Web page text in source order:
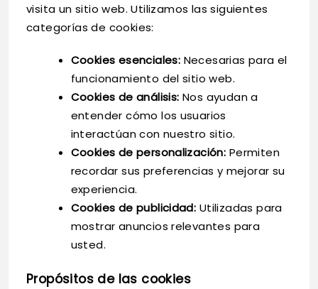
visita un sitio web. Utilizamos las siguientes
categorías de cookies:
Cookies esenciales: Necesarias para el
funcionamiento del sitio web.
Cookies de análisis: Nos ayudan a
entender cómo los usuarios
interactúan con nuestro sitio.
Cookies de personalización: Permiten
recordar sus preferencias y mejorar su
experiencia.
Cookies de publicidad: Utilizadas para
mostrar anuncios relevantes para
usted.
Propósitos de las cookies